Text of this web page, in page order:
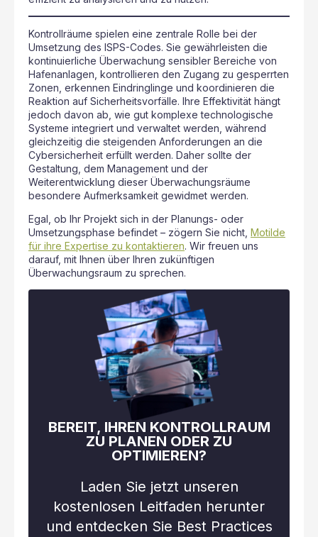
Kontrollräume spielen eine zentrale Rolle bei der
Umsetzung des ISPS-Codes. Sie gewährleisten die
kontinuierliche Überwachung sensibler Bereiche von
Hafenanlagen, kontrollieren den Zugang zu gesperrten
Zonen, erkennen Eindringlinge und koordinieren die
Reaktion auf Sicherheitsvorfälle. Ihre Effektivität hängt
jedoch davon ab, wie gut komplexe technologische
Systeme integriert und verwaltet werden, während
gleichzeitig die steigenden Anforderungen an die
Cybersicherheit erfüllt werden. Daher sollte der
Gestaltung, dem Management und der
Weiterentwicklung dieser Überwachungsräume
besondere Aufmerksamkeit gewidmet werden.
Egal, ob Ihr Projekt sich in der Planungs- oder
Umsetzungsphase befindet – zögern Sie nicht, Motilde
für ihre Expertise zu kontaktieren. Wir freuen uns
darauf, mit Ihnen über Ihren zukünftigen
Überwachungsraum zu sprechen.
BEREIT, IHREN KONTROLLRAUM
ZU PLANEN ODER ZU
OPTIMIEREN?
Laden Sie jetzt unseren
kostenlosen Leitfaden herunter
und entdecken Sie Best Practices